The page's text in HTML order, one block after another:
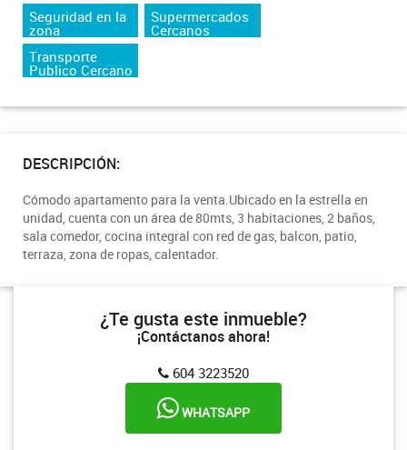
Seguridad en la
zona
Supermercados
Cercanos
Transporte
Publico Cercano
DESCRIPCIÓN:
Cómodo apartamento para la venta.Ubicado en la estrella en
unidad, cuenta con un área de 80mts, 3 habitaciones, 2 baños,
sala comedor, cocina integral con red de gas, balcon, patio,
terraza, zona de ropas, calentador.
¿Te gusta este inmueble?
¡Contáctanos ahora!
604 3223520
WHATSAPP